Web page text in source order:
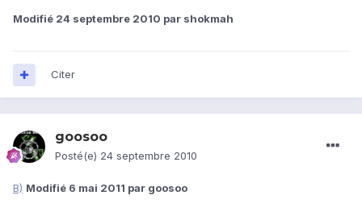
Modifié 24 septembre 2010 par shokmah
Citer
goosoo
Posté(e) 24 septembre 2010
B) Modifié 6 mai 2011 par goosoo